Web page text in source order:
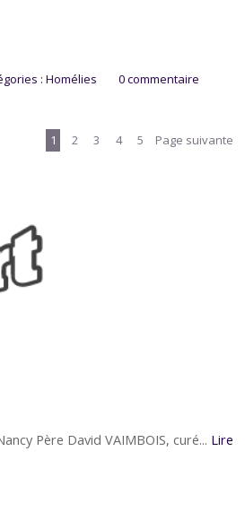
: Homélies 0commentaire
1 2 3 4 5 Page suivante
Père David VAIMBOIS, curé... Lire